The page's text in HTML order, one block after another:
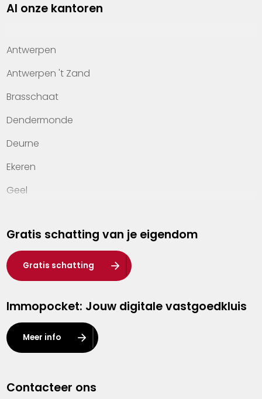
Property management
Kennis van wonen
Kantoren
Veelgestelde vragen
Werken bij Heylen Vastgoed
Contact
Al onze kantoren
Antwerpen
Antwerpen 't Zand
Brasschaat
Dendermonde
Deurne
Ekeren
Geel
Hasselt
Heist-op-den-Berg
Herentals
Kalmthout
Leuven
Lier
Gratis schatting van je eigendom
Gratis schatting
Immopocket: Jouw digitale vastgoedkluis
Meer info
Contacteer ons